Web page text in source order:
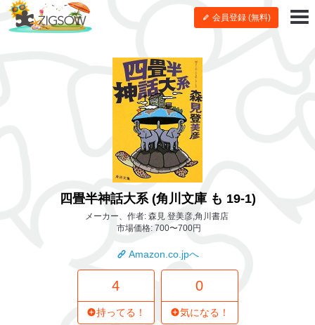
会員登録 (無料)
四畳半神話大系 (角川文庫 も 19-1)
メーカー、作者: 森見 登美彦,角川書店
市場価格: 700〜700円
Amazon.co.jpへ
4
持ってる！
0
気になる！